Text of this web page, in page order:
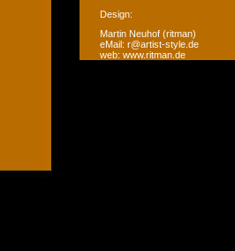
Design:
Martin Neuhof (ritman)
eMail: r@artist-style.de
web: www.ritman.de